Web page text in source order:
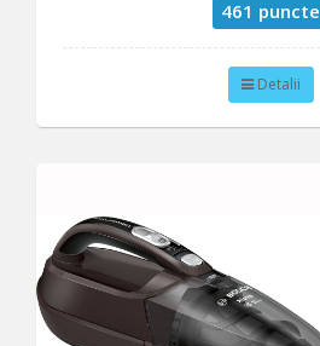
461 puncte
Detalii